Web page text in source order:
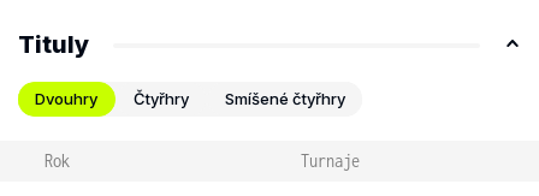
Tituly
Dvouhry Čtyřhry Smíšené čtyřhry
Rok Turnaje